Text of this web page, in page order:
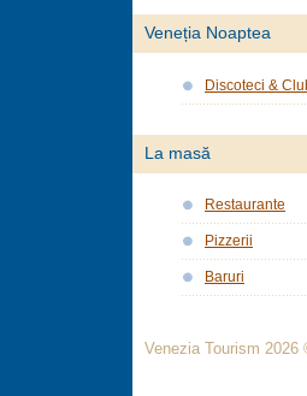
Veneția Noaptea
Discoteci &
La masă
Restaurante
Pizzerii
Baruri
Venezia Tourism 2026